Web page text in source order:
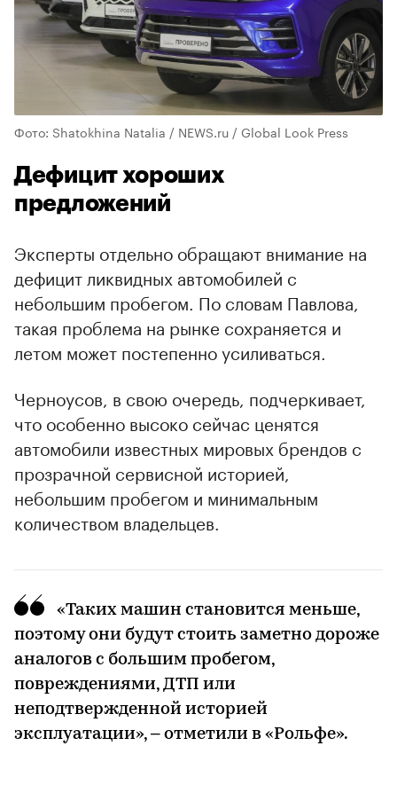
Фото: Shatokhina Natalia / NEWS.ru / Global Look Press
Дефицит хороших
предложений
Эксперты отдельно обращают внимание на
дефицит ликвидных автомобилей с
небольшим пробегом. По словам Павлова,
такая проблема на рынке сохраняется и
летом может постепенно усиливаться.
Черноусов, в свою очередь, подчеркивает,
что особенно высоко сейчас ценятся
автомобили известных мировых брендов с
прозрачной сервисной историей,
небольшим пробегом и минимальным
количеством владельцев.
«Таких машин становится меньше,
поэтому они будут стоить заметно дороже
аналогов с большим пробегом,
повреждениями, ДТП или
неподтвержденной историей
эксплуатации», – отметили в «Рольфе».